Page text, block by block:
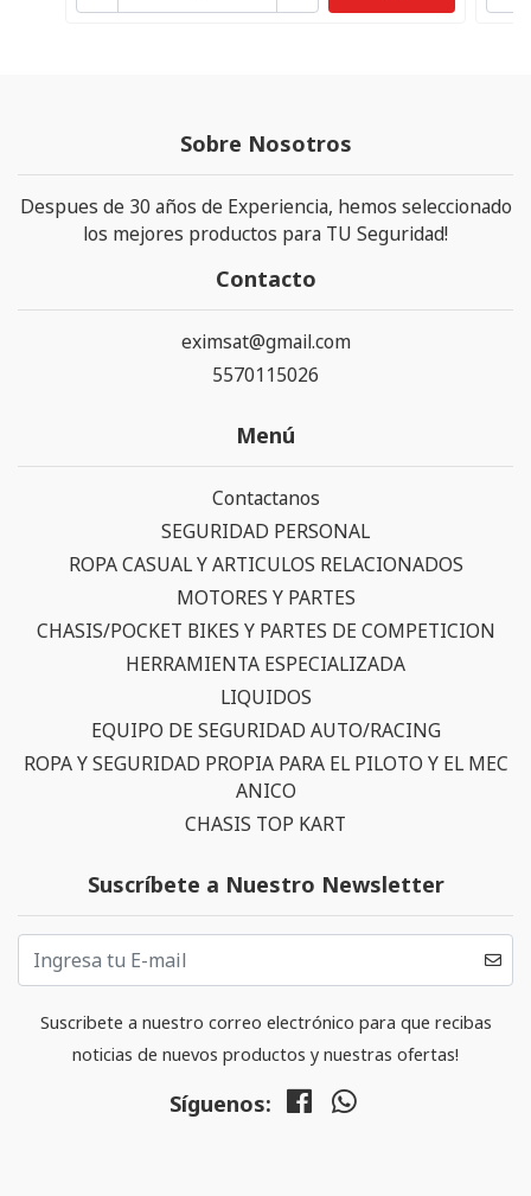
Sobre Nosotros
Despues de 30 años de Experiencia, hemos seleccionado
los mejores productos para TU Seguridad!
Contacto
eximsat@gmail.com
5570115026
Menú
Contactanos
SEGURIDAD PERSONAL
ROPA CASUAL Y ARTICULOS RELACIONADOS
MOTORES Y PARTES
CHASIS/POCKET BIKES Y PARTES DE COMPETICION
HERRAMIENTA ESPECIALIZADA
LIQUIDOS
EQUIPO DE SEGURIDAD AUTO/RACING
ROPA Y SEGURIDAD PROPIA PARA EL PILOTO Y EL MEC
ANICO
CHASIS TOP KART
Suscríbete a Nuestro Newsletter
Suscribete a nuestro correo electrónico para que recibas
noticias de nuevos productos y nuestras ofertas!
Síguenos: